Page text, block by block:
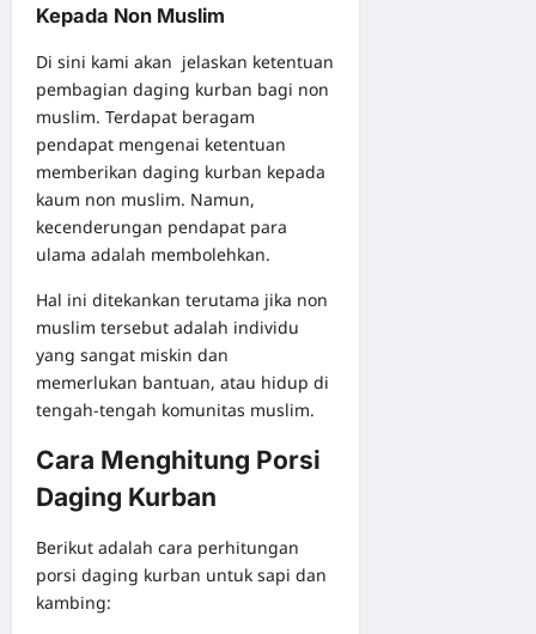
Kepada Non Muslim
Di sini kami akan jelaskan ketentuan
pembagian daging kurban bagi non
muslim. Terdapat beragam
pendapat mengenai ketentuan
memberikan daging kurban kepada
kaum non muslim. Namun,
kecenderungan pendapat para
ulama adalah membolehkan.
Hal ini ditekankan terutama jika non
muslim tersebut adalah individu
yang sangat miskin dan
memerlukan bantuan, atau hidup di
tengah-tengah komunitas muslim.
Cara Menghitung Porsi
Daging Kurban
Berikut adalah cara perhitungan
porsi daging kurban untuk sapi dan
kambing: